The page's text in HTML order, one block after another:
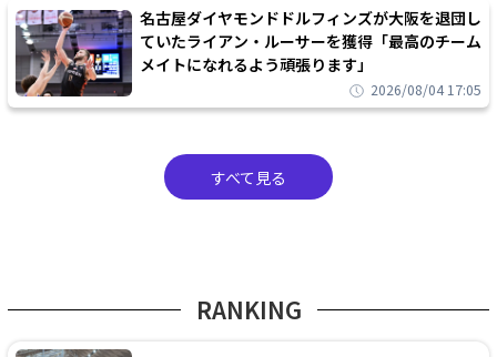
名古屋ダイヤモンドドルフィンズが大阪を退団し
ていたライアン・ルーサーを獲得「最高のチーム
メイトになれるよう頑張ります」
2026/08/04 17:05
すべて見る
RANKING